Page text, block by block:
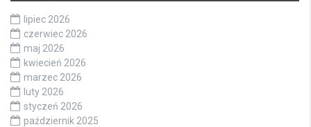
lipiec 2026
czerwiec 2026
maj 2026
kwiecień 2026
marzec 2026
luty 2026
styczeń 2026
październik 2025